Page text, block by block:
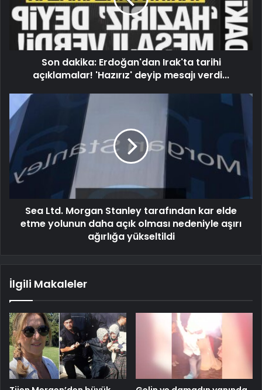
Son dakika: Erdoğan'dan Irak'ta tarihi
açıklamalar! 'Hazırız' deyip mesajı verdi...
Sea Ltd. Morgan Stanley tarafından kar elde
etme yolunun daha açık olması nedeniyle aşırı
ağırlığa yükseltildi
İlgili Makaleler